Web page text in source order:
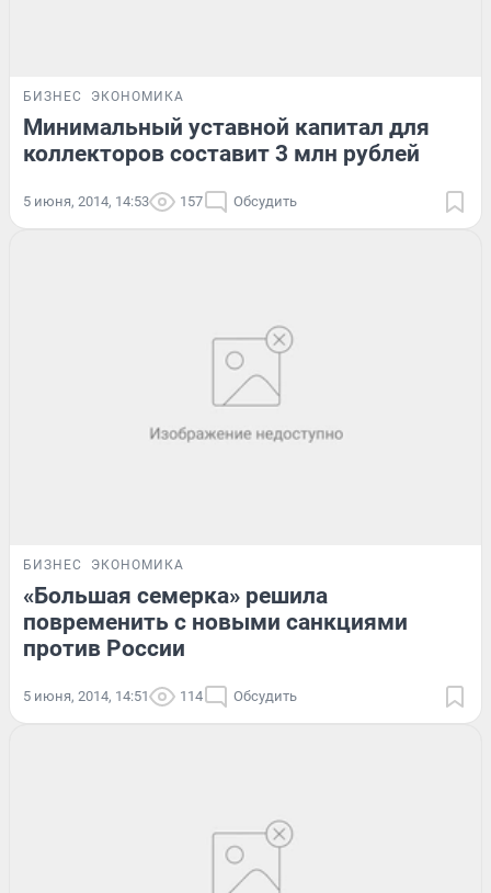
БИЗНЕС ЭКОНОМИКА
Минимальный уставной капитал для
коллекторов составит 3 млн рублей
5 июня, 2014, 14:53 157 Обсудить
БИЗНЕС ЭКОНОМИКА
«Большая семерка» решила
повременить с новыми санкциями
против России
5 июня, 2014, 14:51 114 Обсудить